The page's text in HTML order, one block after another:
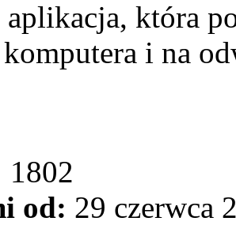
która
i na
1802
od: 29 czerwca